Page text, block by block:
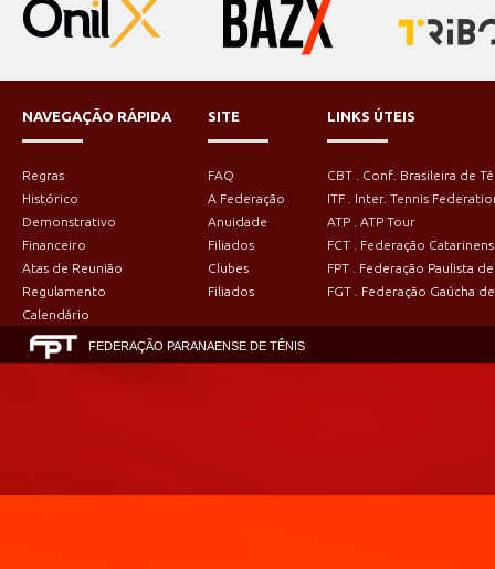
NAVEGAÇÃO RÁPIDA
Regras
Histórico
Demonstrativo
Financeiro
Atas de Reunião
Regulamento
Calendário
SITE
FAQ
A Federação
Anuidade
Filiados
Clubes
Filiados
LINKS ÚTEIS
CBT . Conf. Brasileira de
ITF . Inter. Tennis
ATP . ATP Tour
FCT . Federação
FPT . Federação Paulista
FGT . Federação Gaúcha
FEDERAÇÃO PARANAENSE DE TÊNIS